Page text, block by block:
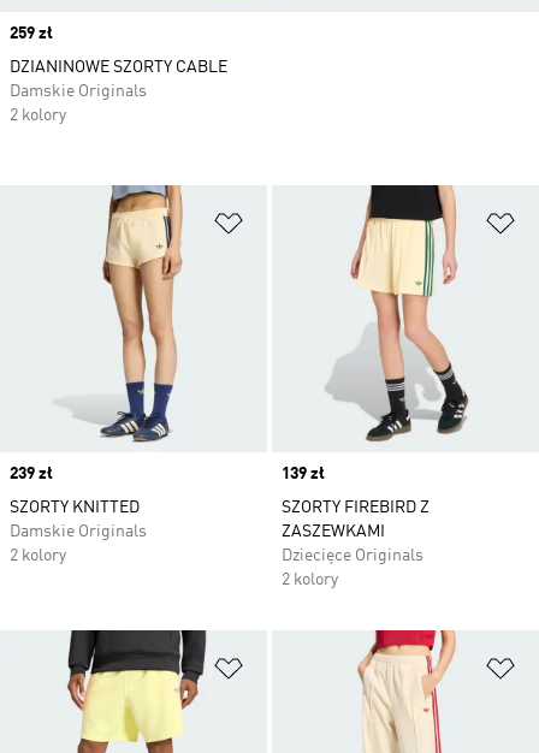
Dodaj do listy życzeń
Price
239 zł
SZORTY KNITTED
Damskie Originals
2 kolory
Price
139 zł
SZORTY FIREBIRD Z
ZASZEWKAMI
Dziecięce Originals
2 kolory
Dodaj do listy życzeń
Price
259 zł
DZIANINOWE SZORTY CABLE
Damskie Originals
2 kolory